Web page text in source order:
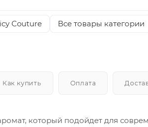
Couture Все товары категории
Как купить Оплата
который подойдет для